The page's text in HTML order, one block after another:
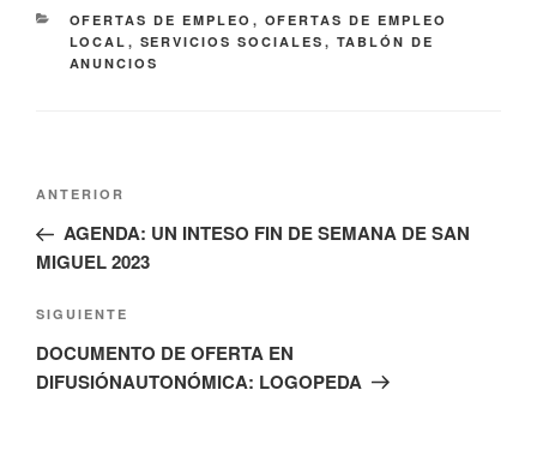
CATEGORÍAS
OFERTAS DE EMPLEO , OFERTAS DE EMPLEO
LOCAL , SERVICIOS SOCIALES , TABLÓN DE
ANUNCIOS
Navegación
entradas
Entrada
anterior:
ANTERIOR
AGENDA: UN INTESO FIN DE SEMANA DE SAN
MIGUEL 2023
Siguiente
entrada
SIGUIENTE
DOCUMENTO DE OFERTA EN
DIFUSIÓNAUTONÓMICA: LOGOPEDA